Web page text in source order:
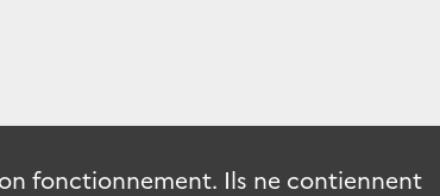
fonctionnement. Ils ne contiennent